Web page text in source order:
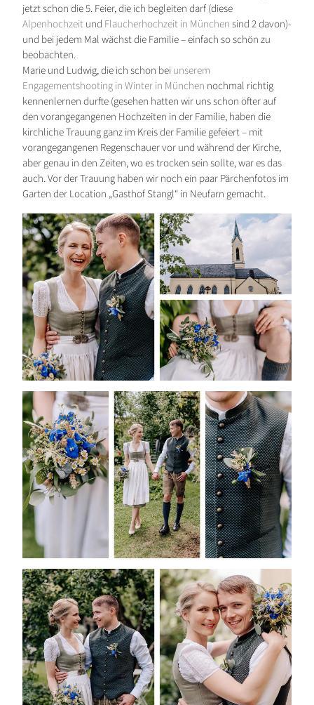
jetzt schon die 5. Feier, die ich begleiten darf (diese
Alpenhochzeitund Flaucherhochzeit in Münchensind 2 davon)-
und bei jedem Mal wächst die Familie – einfach so schön zu
beobachten.
Marie und Ludwig, die ich schon beiunserem
Engagementshooting in Winter in München nochmal richtig
kennenlernen durfte (gesehen hatten wir uns schon öfter auf
den vorangegangenen Hochzeiten in der Familie, haben die
kirchliche Trauung ganz im Kreis der Familie gefeiert – mit
vorangegangenen Regenschauer vor und während der Kirche,
aber genau in den Zeiten, wo es trocken sein sollte, war es das
auch. Vor der Trauung haben wir noch ein paar Pärchenfotos im
Garten der Location „Gasthof Stangl“ in Neufarn gemacht.